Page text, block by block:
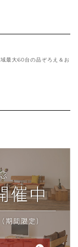
最大60台の品ぞろえ＆お